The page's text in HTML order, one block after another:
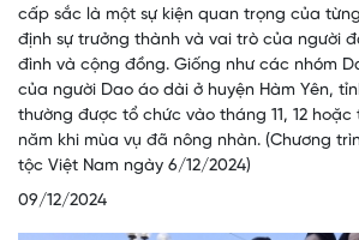
cấp sắc là một sự kiện quan trọng của
định sự trưởng thành và vai trò của người
đình và cộng đồng. Giống như các nhóm
của người Dao áo dài ở huyện Hàm Yên,
thường được tổ chức vào tháng 11, 12
năm khi mùa vụ đã nông nhàn. (Chương
tộc Việt Nam ngày 6/12/2024)
09/12/2024